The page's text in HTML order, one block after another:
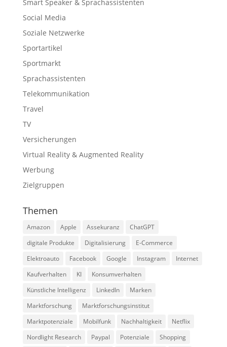
Smart Speaker & Sprachassistenten
Social Media
Soziale Netzwerke
Sportartikel
Sportmarkt
Sprachassistenten
Telekommunikation
Travel
TV
Versicherungen
Virtual Reality & Augmented Reality
Werbung
Zielgruppen
Themen
Amazon Apple Assekuranz
ChatGPT
digitale Produkte
Digitalisierung
E-Commerce
Elektroauto
Facebook Google Instagram
Internet
Kaufverhalten
KI
Konsumverhalten
Künstliche Intelligenz
LinkedIn
Marken
Marktforschung
Marktforschungsinstitut
Marktpotenziale
Mobilfunk Nachhaltigkeit
Netflix
Nordlight Research
Paypal Potenziale
Shopping